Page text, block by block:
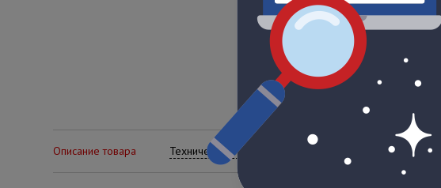
Описание товара Технические характеристики